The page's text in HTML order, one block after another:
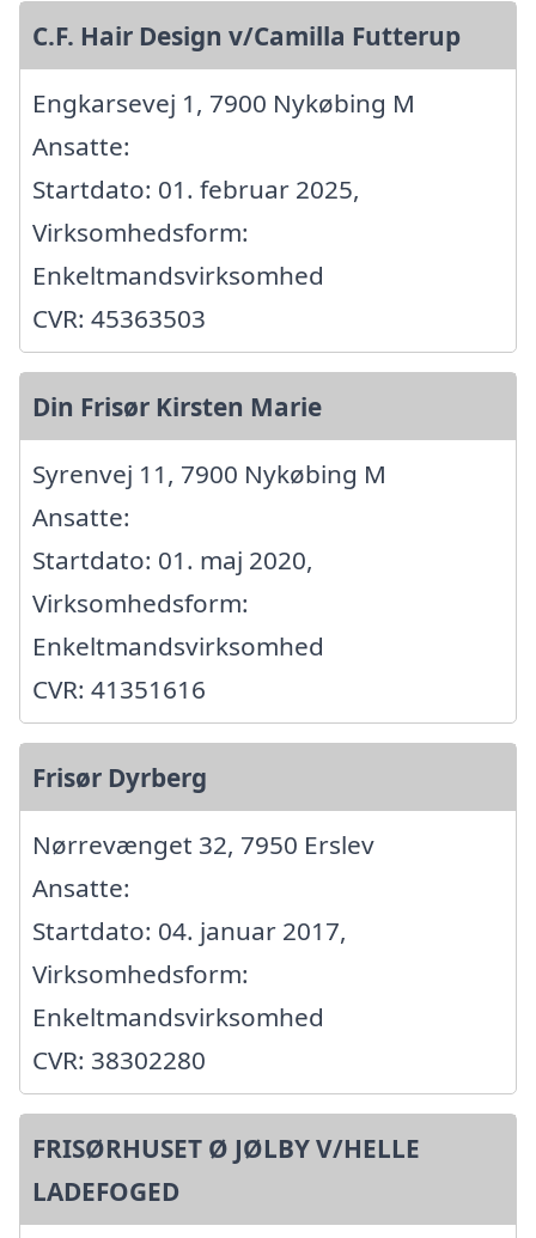
C.F. Hair Design v/Camilla Futterup
Engkarsevej 1, 7900 Nykøbing M
Ansatte:
Startdato: 01. februar 2025,
Virksomhedsform:
Enkeltmandsvirksomhed
CVR: 45363503
Din Frisør Kirsten Marie
Syrenvej 11, 7900 Nykøbing M
Ansatte:
Startdato: 01. maj 2020,
Virksomhedsform:
Enkeltmandsvirksomhed
CVR: 41351616
Frisør Dyrberg
Nørrevænget 32, 7950 Erslev
Ansatte:
Startdato: 04. januar 2017,
Virksomhedsform:
Enkeltmandsvirksomhed
CVR: 38302280
FRISØRHUSET Ø JØLBY V/HELLE
LADEFOGED